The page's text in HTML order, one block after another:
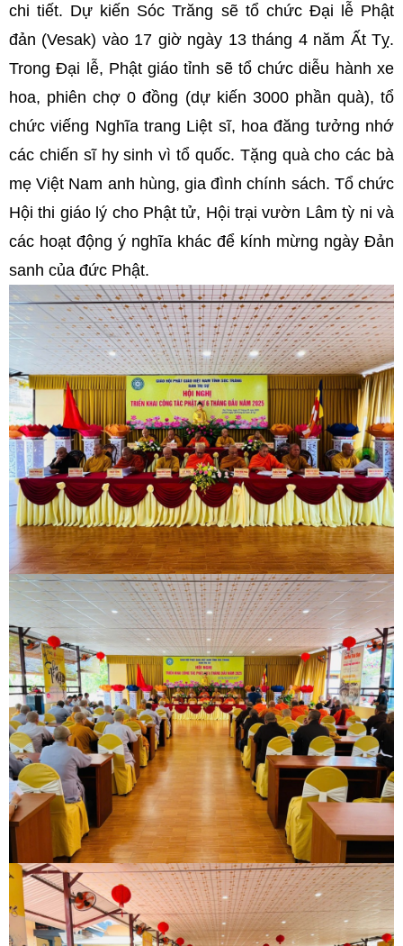
chi tiết. Dự kiến Sóc Trăng sẽ tổ chức Đại lễ Phật
đản (Vesak) vào 17 giờ ngày 13 tháng 4 năm Ất Tỵ.
Trong Đại lễ, Phật giáo tỉnh sẽ tổ chức diễu hành xe
hoa, phiên chợ 0 đồng (dự kiến 3000 phần quà), tổ
chức viếng Nghĩa trang Liệt sĩ, hoa đăng tưởng nhớ
các chiến sĩ hy sinh vì tổ quốc. Tặng quà cho các bà
mẹ Việt Nam anh hùng, gia đình chính sách. Tổ chức
Hội thi giáo lý cho Phật tử, Hội trại vườn Lâm tỳ ni và
các hoạt động ý nghĩa khác để kính mừng ngày Đản
sanh của đức Phật.